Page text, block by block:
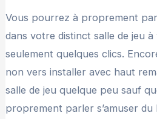
Vous pourrez à proprement
dans votre distinct salle de jeu
seulement quelques clics.
non vers installer avec haut
salle de jeu quelque peu sauf
proprement parler s’amuser